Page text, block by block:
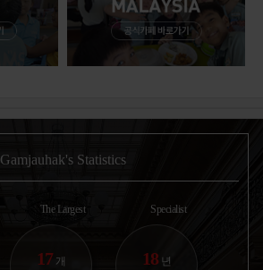
Gamjauhak's Statistics
The Largest
17 개
Specialist
18 년